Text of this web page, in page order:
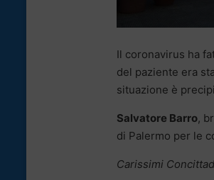
Il coronavirus ha
del paziente era
situazione è
Salvatore Barro,
di Palermo per le
Carissimi